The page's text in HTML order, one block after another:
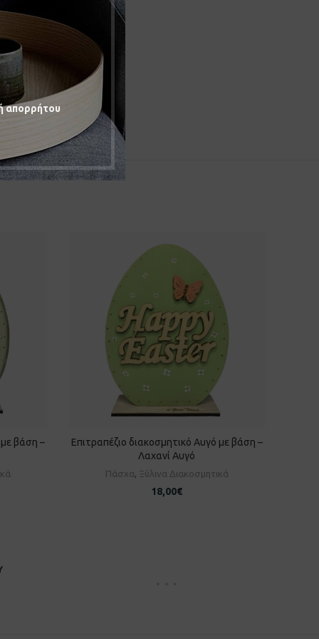
απορρήτου
με βάση – ΠΡΟΣΘΉΚΗ ΣΤΟ ΚΑΛΆΘΙ
Επιτραπέζιο διακοσμητικό Αυγό με βάση –
Λαχανί Αυγό
Πάσχα, Ξύλινα Διακοσμητικά
18,00€